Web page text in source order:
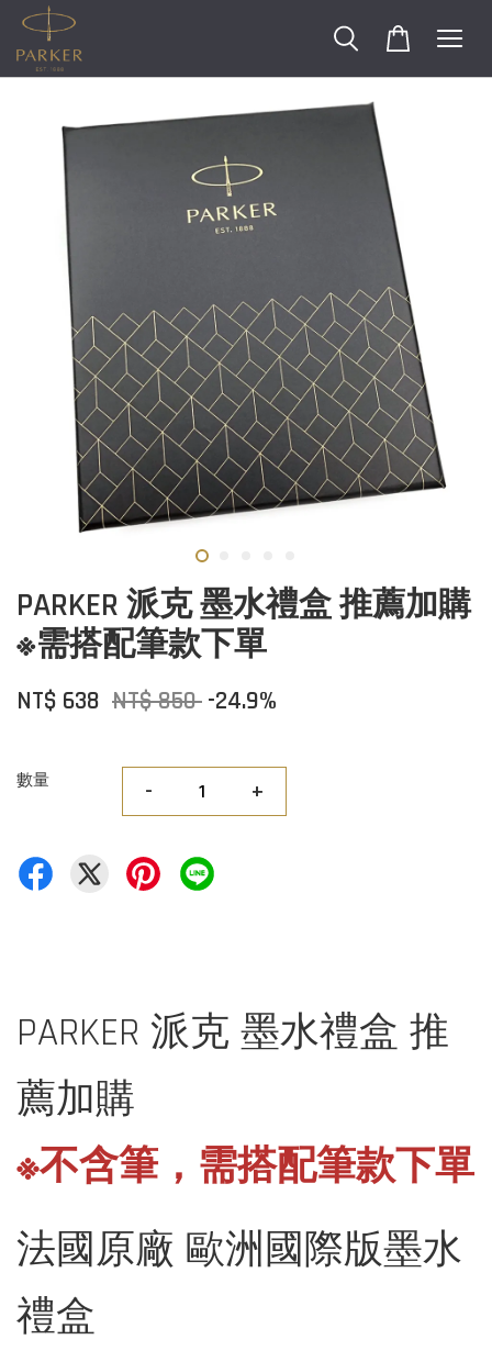
PARKER 派克 墨水禮盒 推薦加購
※需搭配筆款下單
NT$ 638 NT$ 850 -24.9%
數量 - +
PARKER 派克 墨水禮盒 推
薦加購
※不含筆，需搭配筆款下單
法國原廠 歐洲國際版墨水
禮盒